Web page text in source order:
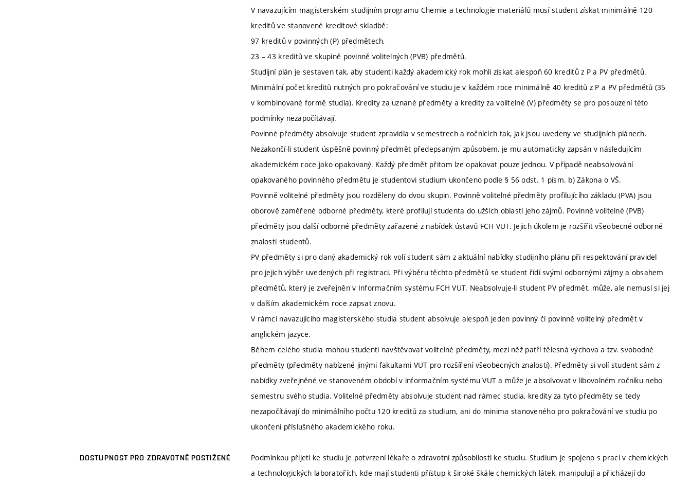
V navazujícím magisterském studijním programu Chemie a technologie materiálů musí student získat minimálně 120
kreditů ve stanovené kreditové skladbě:
97 kreditů v povinných (P) předmětech,
23 – 43 kreditů ve skupině povinně volitelných (PVB) předmětů.
Studijní plán je sestaven tak, aby studenti každý akademický rok mohli získat alespoň 60 kreditů z P a PV předmětů.
Minimální počet kreditů nutných pro pokračování ve studiu je v každém roce minimálně 40 kreditů z P a PV předmětů (35
v kombinované formě studia). Kredity za uznané předměty a kredity za volitelné (V) předměty se pro posouzení této
podmínky nezapočítávají.
Povinné předměty absolvuje student zpravidla v semestrech a ročnících tak, jak jsou uvedeny ve studijních plánech.
Nezakončí-li student úspěšně povinný předmět předepsaným způsobem, je mu automaticky zapsán v následujícím
akademickém roce jako opakovaný. Každý předmět přitom lze opakovat pouze jednou. V případě neabsolvování
opakovaného povinného předmětu je studentovi studium ukončeno podle § 56 odst. 1 písm. b) Zákona o VŠ.
Povinně volitelné předměty jsou rozděleny do dvou skupin. Povinně volitelné předměty profilujícího základu (PVA) jsou
oborově zaměřené odborné předměty, které profilují studenta do užších oblastí jeho zájmů. Povinně volitelné (PVB)
předměty jsou další odborné předměty zařazené z nabídek ústavů FCH VUT. Jejich úkolem je rozšířit všeobecné odborné
znalosti studentů.
PV předměty si pro daný akademický rok volí student sám z aktuální nabídky studijního plánu při respektování pravidel
pro jejich výběr uvedených při registraci. Při výběru těchto předmětů se student řídí svými odbornými zájmy a obsahem
předmětů, který je zveřejněn v Informačním systému FCH VUT. Neabsolvuje-li student PV předmět, může, ale nemusí si jej
v dalším akademickém roce zapsat znovu.
V rámci navazujícího magisterského studia student absolvuje alespoň jeden povinný či povinně volitelný předmět v
anglickém jazyce.
Během celého studia mohou studenti navštěvovat volitelné předměty, mezi něž patří tělesná výchova a tzv. svobodné
předměty (předměty nabízené jinými fakultami VUT pro rozšíření všeobecných znalostí). Předměty si volí student sám z
nabídky zveřejněné ve stanoveném období v informačním systému VUT a může je absolvovat v libovolném ročníku nebo
semestru svého studia. Volitelné předměty absolvuje student nad rámec studia, kredity za tyto předměty se tedy
nezapočítávají do minimálního počtu 120 kreditů za studium, ani do minima stanoveného pro pokračování ve studiu po
ukončení příslušného akademického roku.
DOSTUPNOST PRO ZDRAVOTNĚ POSTIŽENÉ
Podmínkou přijetí ke studiu je potvrzení lékaře o zdravotní způsobilosti ke studiu. Studium je spojeno s prací v chemických
a technologických laboratořích, kde mají studenti přístup k široké škále chemických látek, manipulují a přicházejí do